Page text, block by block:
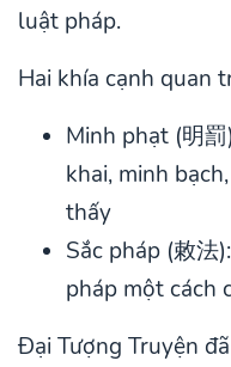
luật pháp.
Hai khía cạnh quan
Minh phạt (明
khai, minh
thấy
Sắc pháp (敕法
pháp một cách
Đại Tượng Truyện